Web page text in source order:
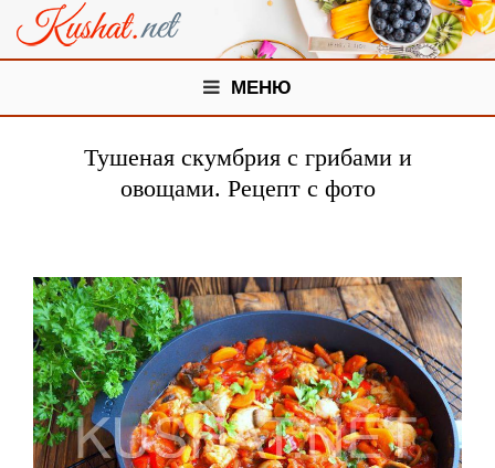
МЕНЮ
Тушеная скумбрия с грибами и
овощами. Рецепт с фото